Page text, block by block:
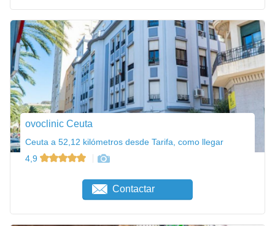
ovoclinic Ceuta
Ceuta a 52,12 kilómetros desde Tarifa, como llegar
4,9
Contactar